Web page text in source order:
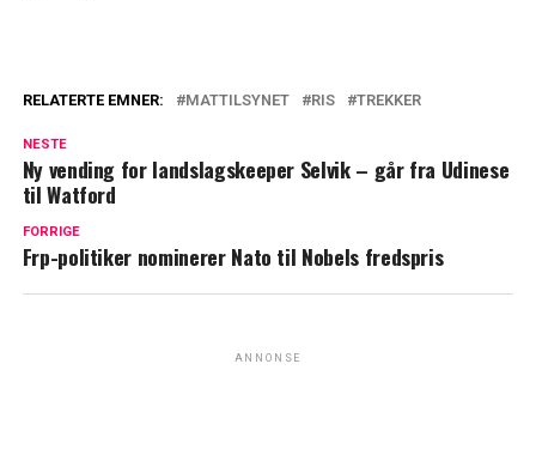
RELATERTE EMNER: MATTILSYNET RIS TREKKER
NESTE
Ny vending for landslagskeeper Selvik – går fra Udinese
til Watford
FORRIGE
Frp-politiker nominerer Nato til Nobels fredspris
ANNONSE